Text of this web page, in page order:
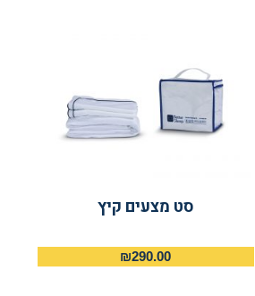
סט מצעים קיץ
₪290.00